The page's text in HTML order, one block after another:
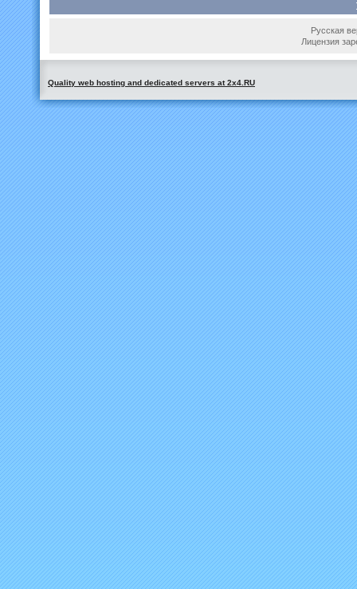
Русская
Лицензия
Quality web hosting and dedicated servers at 2x4.RU